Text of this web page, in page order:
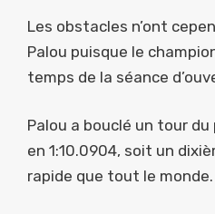
Les obstacles n’ont
Palou puisque le
temps de la séance
Palou a bouclé un tour
en 1:10.0904, soit un
rapide que tout le monde.